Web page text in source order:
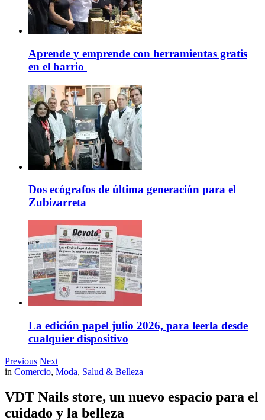
Aprende y emprende con herramientas gratis
en el barrio
Dos ecógrafos de última generación para el
Zubizarreta
La edición papel julio 2026, para leerla desde
cualquier dispositivo
Previous Next
in Comercio, Moda, Salud & Belleza
VDT Nails store, un nuevo espacio para el
cuidado y la belleza